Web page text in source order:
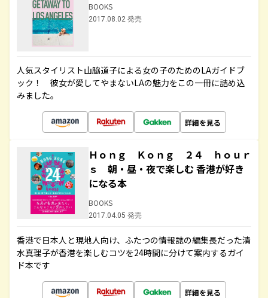
BOOKS
2017.08.02 発売
人気スタイリスト山脇道子による女の子のためのLAガイドブ
ック！ 彼女が愛してやまないLAの魅力をこの一冊に詰め込
みました。
詳細を見る
Ｈｏｎｇ Ｋｏｎｇ ２４ ｈｏｕｒ
ｓ 朝・昼・夜で楽しむ 香港が好き
になる本
BOOKS
2017.04.05 発売
香港で日本人と現地人向け、ふたつの情報誌の編集長だった清
水真理子が香港を楽しむコツを24時間に分けて案内するガイ
ド本です
詳細を見る